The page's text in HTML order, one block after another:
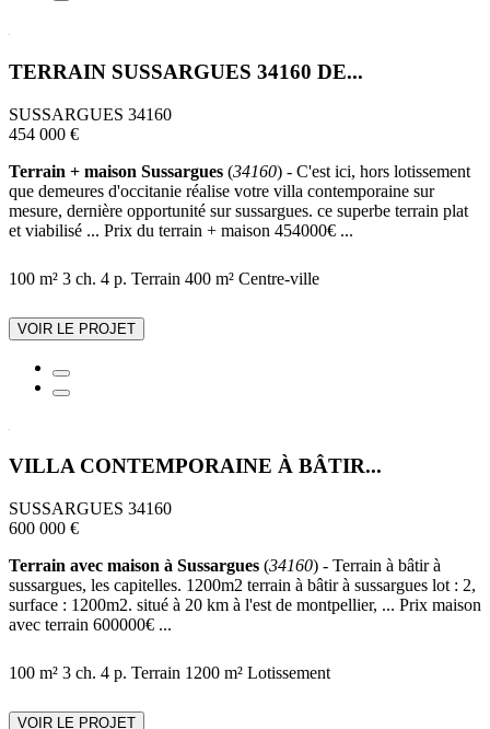
TERRAIN SUSSARGUES 34160 DE...
SUSSARGUES 34160
454 000 €
Terrain + maison Sussargues (34160) - C'est ici, hors lotissement
que demeures d'occitanie réalise votre villa contemporaine sur
mesure, dernière opportunité sur sussargues. ce superbe terrain plat
et viabilisé ... Prix du terrain + maison 454000€ ...
100 m² 3 ch. 4 p. Terrain 400 m² Centre-ville
VOIR LE PROJET
VILLA CONTEMPORAINE À BÂTIR...
SUSSARGUES 34160
600 000 €
Terrain avec maison à Sussargues (34160) - Terrain à bâtir à
sussargues, les capitelles. 1200m2 terrain à bâtir à sussargues lot : 2,
surface : 1200m2. situé à 20 km à l'est de montpellier, ... Prix maison
avec terrain 600000€ ...
100 m² 3 ch. 4 p. Terrain 1200 m² Lotissement
VOIR LE PROJET